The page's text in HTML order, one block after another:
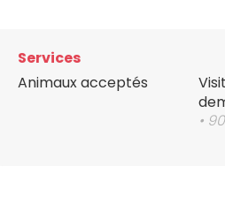
Services
Animaux acceptés
•